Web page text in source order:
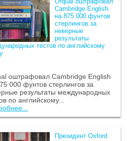
Cambridge English
на 875 000 фунтов
стерлингов за
неверные
результаты
тестов по английскому
оштрафовал Cambridge English
000 фунтов стерлингов за
результаты международных
по английскому...
Президент Oxford